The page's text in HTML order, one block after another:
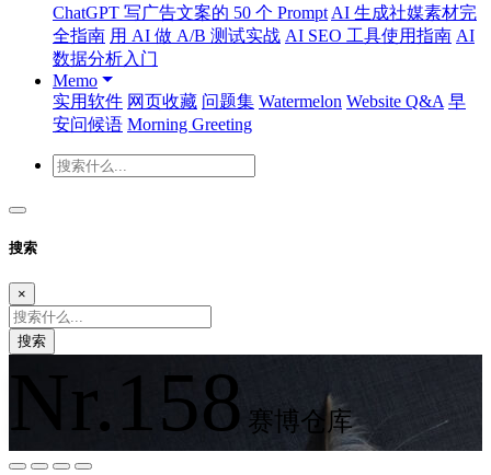
ChatGPT 写广告文案的 50 个 Prompt AI 生成社媒素材完
全指南 用 AI 做 A/B 测试实战 AI SEO 工具使用指南 AI
数据分析入门
Memo
实用软件 网页收藏 问题集 Watermelon Website Q&A 早
安问候语 Morning Greeting
搜索
×
搜索
Nr.158 赛博仓库